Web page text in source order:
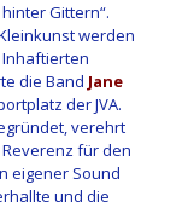
Gittern“.
werden
die Band Jane
der JVA.
verehrt
für den
eigener Sound
und die